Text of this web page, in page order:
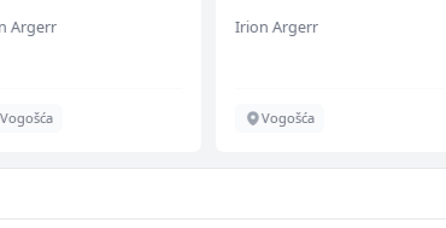
Irion Argerr
Vogošća
BCO
Sarajevo